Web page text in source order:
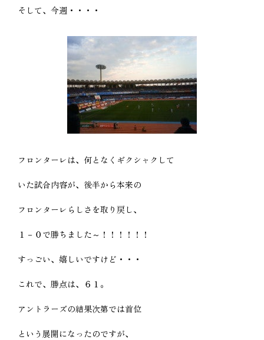
そして、今週・・・・
フロンターレは、何となくギクシャクして
いた試合内容が、後半から本来の
フロンターレらしさを取り戻し、
１－０で勝ちました～！！！！！！
すっごい、嬉しいですけど・・・
これで、勝点は、６１。
アントラーズの結果次第では首位
という展開になったのですが、